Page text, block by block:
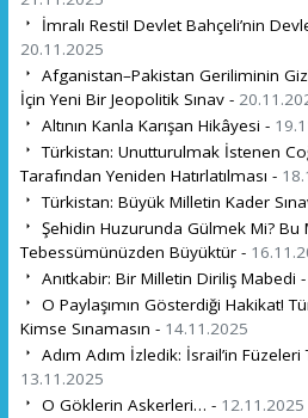
İmralı Resti! Devlet Bahçeli’nin
20.11.2025
Afganistan–Pakistan Geriliminin
İçin Yeni Bir Jeopolitik Sınav -
Altının Kanla Karışan Hikâyesi -
Türkistan: Unutturulmak İstenen
Tarafından Yeniden Hatırlatılması -
Türkistan: Büyük Milletin Kader
Şehidin Huzurunda Gülmek Mi? Bu
Tebessümünüzden Büyüktür -
Anıtkabir: Bir Milletin Diriliş Mabedi -
O Paylaşımın Gösterdiği Hakikat!
Kimse Sınamasın - 14.11.2025
Adım Adım İzledik: İsrail’in Füzeleri
13.11.2025
O Göklerin Askerleri… - 12.11.2025